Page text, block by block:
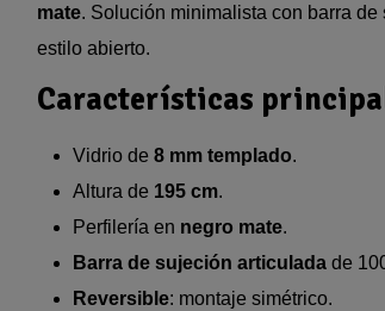
mate. Solución minimalista con barra
estilo abierto.
Características
Vidrio de8 mm templado.
Altura de 195 cm.
Perfilería en negro mate.
Barra de sujeción articulada de
Reversible: montaje simétrico.